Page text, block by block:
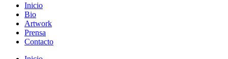
Inicio
Bio
Artwork
Prensa
Contacto